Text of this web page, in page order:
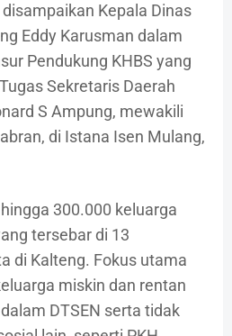
Kepala Dinas
Eddy Karusman dalam
Pendukung KHBS yang
Sekretaris Daerah
S Ampung, mewakili
di Istana Isen Mulang,
300.000 keluarga
tersebar di 13
di Kalteng. Fokus utama
miskin dan rentan
DTSEN serta tidak